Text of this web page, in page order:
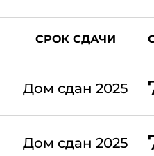
СРОК СДАЧИ
Дом сдан 2025
Дом сдан 2025